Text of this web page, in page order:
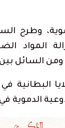
وطرح
المواد
السائل بين
البطانية
الدموية